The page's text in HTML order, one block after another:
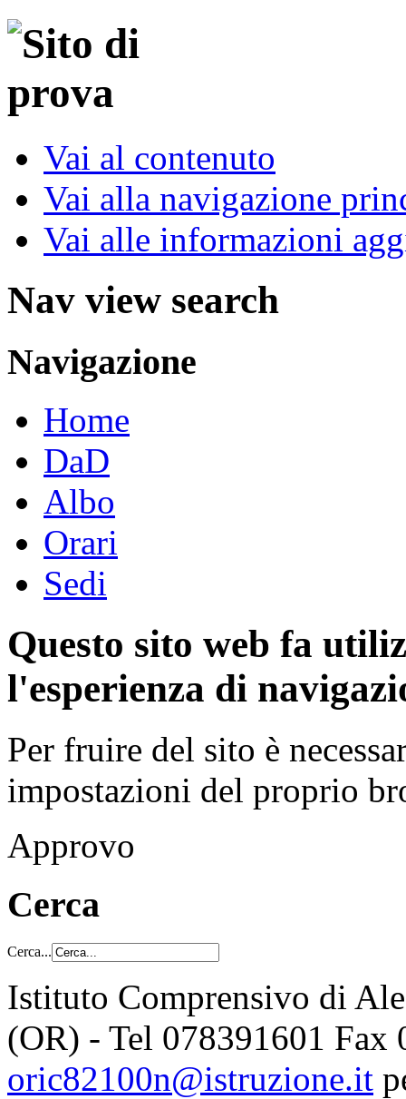
Vai al contenuto
Vai alla navigazione
Vai alle informazioni
Nav view search
Navigazione
Home
DaD
Albo
Orari
Sedi
Questo sito web fa
l'esperienza di
Per fruire del sito è
impostazioni del proprio
Approvo
Cerca
Cerca...
Istituto Comprensivo di
(OR) - Tel 078391601 Fax
oric82100n@istruzione.it